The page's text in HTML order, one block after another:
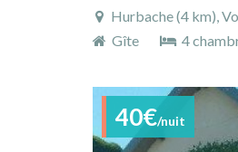
Hurbache (4 km),
Gîte
4
40€/nuit